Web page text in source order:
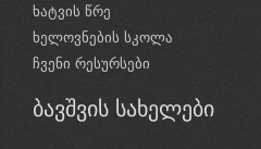
ხატვის წრე
ხელოვნების სკოლა
ჩვენი რესურსები
ბავშვის სახელები